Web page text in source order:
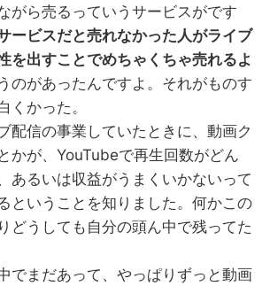
がら売るっていうサービスがです
ービスだと売れなかった人がライブ
を出すことでめちゃくちゃ売れるよ
のがあったんですよ。それがものす
くかった。
配信の事業していたときに、動画ク
かが、YouTubeで再生回数がどん
あるいは収益がうまくいかないって
ということを知りました。何かこの
どうしても自分の頭ん中で残ってた
でまだあって、やっぱりずっと動画